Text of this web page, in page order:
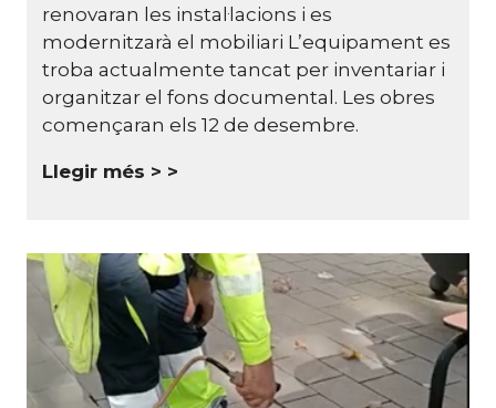
renovaran les instal·lacions i es
modernitzarà el mobiliari L’equipament es
troba actualmente tancat per inventariar i
organitzar el fons documental. Les obres
començaran els 12 de desembre.
Llegir més >